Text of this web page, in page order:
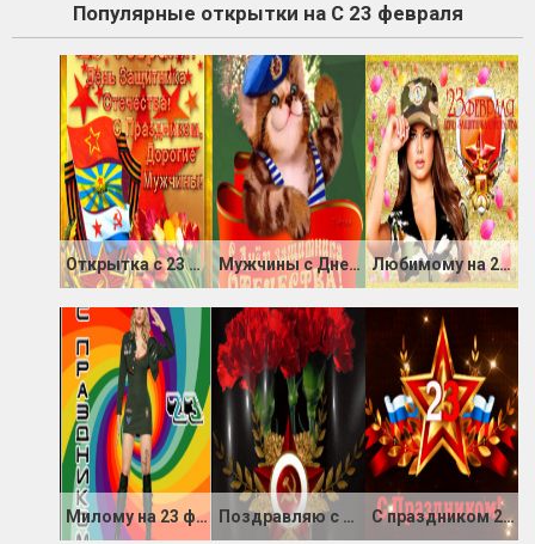
Популярные открытки на С 23 февраля
Открытка с 23 февраля коллегам мужчинам Мужчины с Днем Защитника Отечества Любимому на 23 февраля
Милому на 23 февраля Поздравляю с Днем защитника Отечества С праздником 23 февраля